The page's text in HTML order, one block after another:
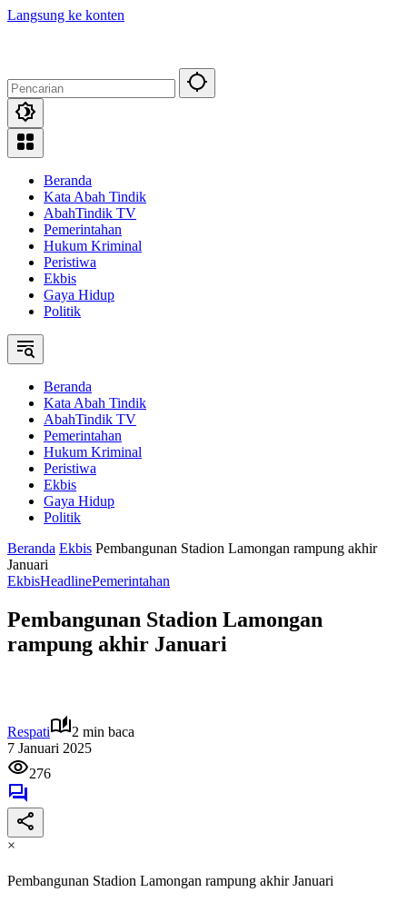
Langsung ke konten
Beranda
Kata Abah Tindik
AbahTindik TV
Pemerintahan
Hukum Kriminal
Peristiwa
Ekbis
Gaya Hidup
Politik
Beranda
Kata Abah Tindik
AbahTindik TV
Pemerintahan
Hukum Kriminal
Peristiwa
Ekbis
Gaya Hidup
Politik
Beranda Ekbis Pembangunan Stadion Lamongan rampung akhir
Januari
EkbisHeadlinePemerintahan
Pembangunan Stadion Lamongan
rampung akhir Januari
Respati
2 min baca
7 Januari 2025
276
×
Pembangunan Stadion Lamongan rampung akhir Januari